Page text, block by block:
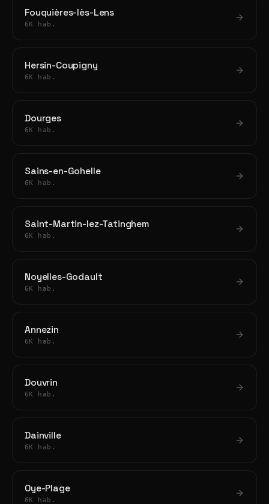
Fouquières-lès-Lens
6K hab.
Hersin-Coupigny
6K hab.
Dourges
6K hab.
Sains-en-Gohelle
6K hab.
Saint-Martin-lez-Tatinghem
6K hab.
Noyelles-Godault
6K hab.
Annezin
6K hab.
Douvrin
6K hab.
Dainville
6K hab.
Oye-Plage
6K hab.